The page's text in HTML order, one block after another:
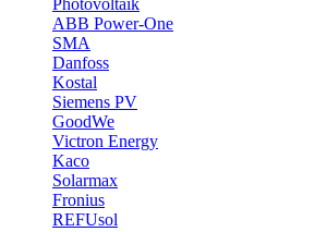
Photovoltaik
ABB Power-One
SMA
Danfoss
Kostal
Siemens PV
GoodWe
Victron Energy
Kaco
Solarmax
Fronius
REFUsol